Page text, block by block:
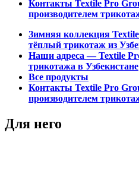
Контакты Textile Pro
производителем
Зимняя коллекция
тёплый трикотаж из
Наши адреса — Textile
трикотажа в Узбекистане
Все продукты
Контакты Textile Pro
производителем
Для него